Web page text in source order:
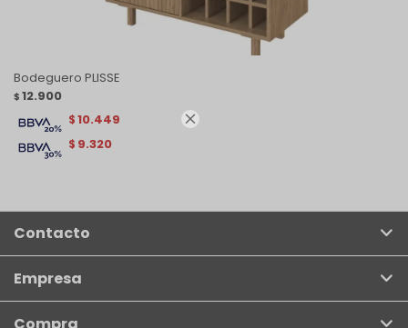

Bodeguero PLISSE
$ 12.900
$ 9.320
$10.449
Contacto
Empresa
Compra